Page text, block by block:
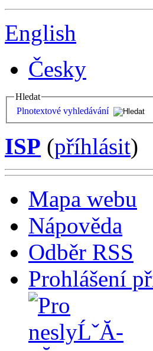
English
Česky
Hledat
Plnotextové vyhledávání
ISP (příhlásit)
Mapa webu
Nápověda
Odběr RSS
Prohlášení